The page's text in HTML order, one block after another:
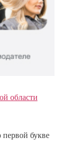
области
букве